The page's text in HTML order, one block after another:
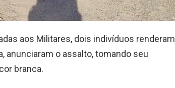
aos Militares, dois indivíduos renderam
anunciaram o assalto, tomando seu
branca.